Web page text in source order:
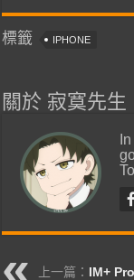
標籤 IPHONE
關於 寂寞先生
上一篇： IM+